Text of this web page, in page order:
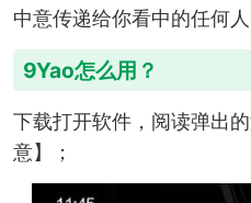
中意传递给你看中的任何
9Yao怎么用？
下载打开软件，阅读弹出
意】；